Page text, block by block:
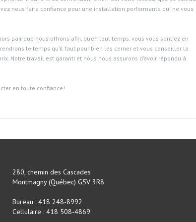
nous faire confiance pour une installation performante qui ne vous
pair que nous offrons afin, qu’en tout temps, vous vous sentiez en
le temps qu’il faut pour bien les cerner et vous conseiller la
Notre travail est garanti et nous nous assurons d’avoir répondu à
en toute confiance!
280, chemin des Cascades
Montmagny (Québec) G5V 3R8
Bureau : 418 248-8992
Cellulaire : 418 508-4869